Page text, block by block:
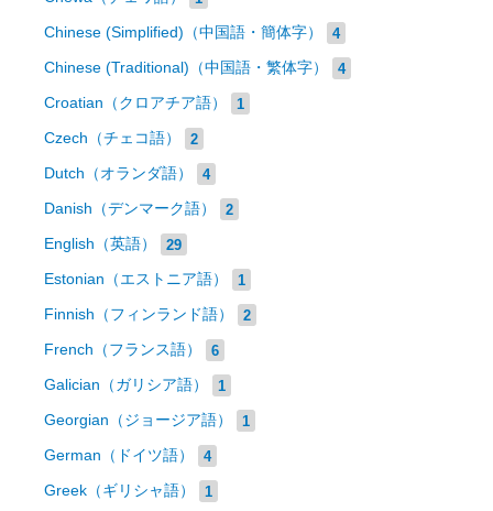
Chinese (Simplified)（中国語・簡体字） 4
Chinese (Traditional)（中国語・繁体字） 4
Croatian（クロアチア語） 1
Czech（チェコ語） 2
Dutch（オランダ語） 4
Danish（デンマーク語） 2
English（英語） 29
Estonian（エストニア語） 1
Finnish（フィンランド語） 2
French（フランス語） 6
Galician（ガリシア語） 1
Georgian（ジョージア語） 1
German（ドイツ語） 4
Greek（ギリシャ語） 1